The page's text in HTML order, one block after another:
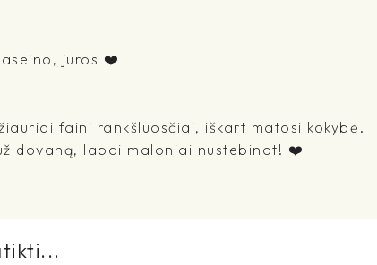
jūros ❤️
faini rankšluosčiai, iškart matosi kokybė.
dovaną, labai maloniai nustebinot! ❤️